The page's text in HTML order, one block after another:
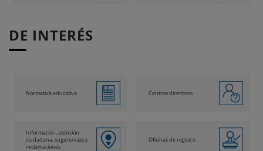
DE INTERÉS
Normativa educativa Centros directivos
Información, atención
ciudadana, sugerencias y
reclamaciones
Oficinas de registro